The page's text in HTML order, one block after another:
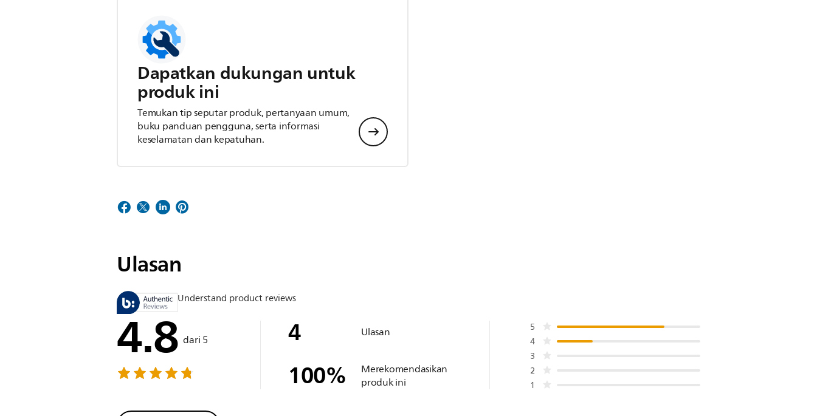
Dapatkan dukungan untuk
produk ini
Temukan tip seputar produk, pertanyaan umum,
buku panduan pengguna, serta informasi
keselamatan dan kepatuhan.
Ulasan
Understand product reviews
4.8 dari 5 4 Ulasan
100%
Merekomendasikan
produk ini
5
4
3
2
1